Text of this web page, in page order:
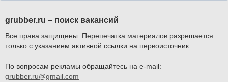
grubber.ru – поиск вакансий
Все права защищены. Перепечатка материалов разрешается
только с указанием активной ссылки на первоисточник.
По вопросам рекламы обращайтесь на e-mail:
grubber.ru@gmail.com